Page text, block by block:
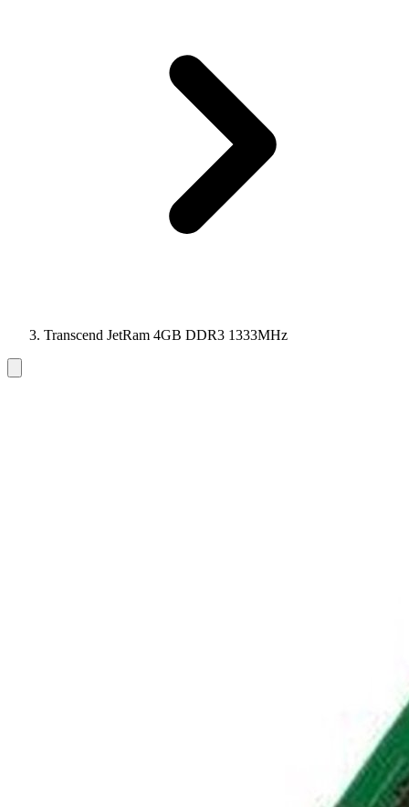
Transcend JetRam 4GB DDR3 1333MHz